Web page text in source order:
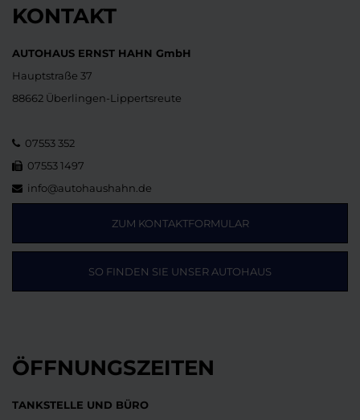
KONTAKT
AUTOHAUS ERNST HAHN GmbH
Hauptstraße 37
88662 Überlingen-Lippertsreute
07553 352
07553 1497
info@autohaushahn.de
ZUM KONTAKTFORMULAR
SO FINDEN SIE UNSER AUTOHAUS
ÖFFNUNGSZEITEN
TANKSTELLE UND BÜRO